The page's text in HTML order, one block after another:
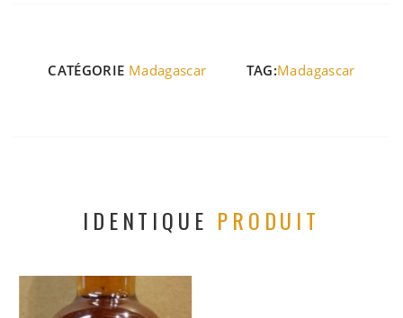
CATÉGORIE Madagascar TAG:Madagascar
IDENTIQUE PRODUIT